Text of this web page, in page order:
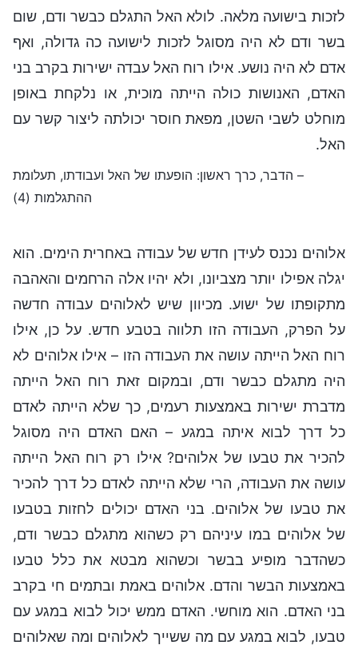
לזכות בישועה מלאה. לולא האל התגלם כבשר ודם, שום
בשר ודם לא היה מסוגל לזכות לישועה כה גדולה, ואף
אדם לא היה נושע. אילו רוח האל עבדה ישירות בקרב בני
האדם, האנושות כולה הייתה מוכית, או נלקחת באופן
מוחלט לשבי השטן, מפאת חוסר יכולתה ליצור קשר עם
האל.
– הדבר, כרך ראשון: הופעתו של האל ועבודתו, תעלומת
ההתגלמות (4)
אלוהים נכנס לעידן חדש של עבודה באחרית הימים. הוא
יגלה אפילו יותר מצביונו, ולא יהיו אלה הרחמים והאהבה
מתקופתו של ישוע. מכיוון שיש לאלוהים עבודה חדשה
על הפרק, העבודה הזו תלווה בטבע חדש. על כן, אילו
רוח האל הייתה עושה את העבודה הזו – אילו אלוהים לא
היה מתגלם כבשר ודם, ובמקום זאת רוח האל הייתה
מדברת ישירות באמצעות רעמים, כך שלא הייתה לאדם
כל דרך לבוא איתה במגע – האם האדם היה מסוגל
להכיר את טבעו של אלוהים? אילו רק רוח האל הייתה
עושה את העבודה, הרי שלא הייתה לאדם כל דרך להכיר
את טבעו של אלוהים. בני האדם יכולים לחזות בטבעו
של אלוהים במו עיניהם רק כשהוא מתגלם כבשר ודם,
כשהדבר מופיע בבשר וכשהוא מבטא את כלל טבעו
באמצעות הבשר והדם. אלוהים באמת ובתמים חי בקרב
בני האדם. הוא מוחשי. האדם ממש יכול לבוא במגע עם
טבעו, לבוא במגע עם מה ששייך לאלוהים ומה שאלוהים